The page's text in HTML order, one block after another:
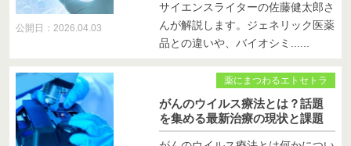
公開日：2026.04.03
サイエンスライターの佐藤健太郎さ
んが解説します。ジェネリック医薬
品との違いや、バイオシミ......
薬にまつわるエトセトラ
がんのウイルス療法とは？話題
を集める最新治療の現状と課題